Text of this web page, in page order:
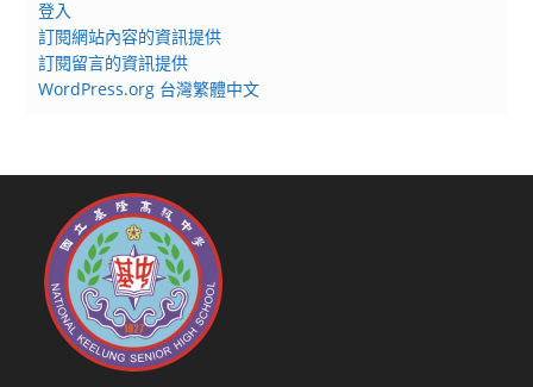
登入
訂閱網站內容的資訊提供
訂閱留言的資訊提供
WordPress.org 台灣繁體中文